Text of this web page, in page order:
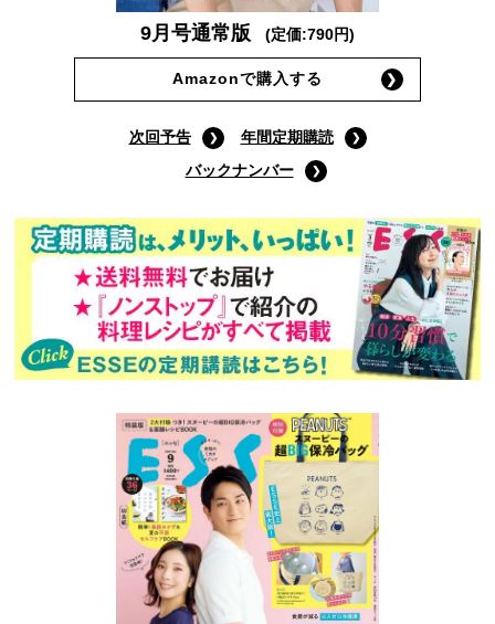
9月号通常版 (定価:790円)
Amazonで購入する
次回予告
年間定期購読
バックナンバー